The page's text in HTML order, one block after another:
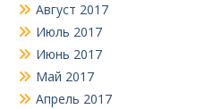
Август 2017
Июль 2017
Июнь 2017
Май 2017
Апрель 2017